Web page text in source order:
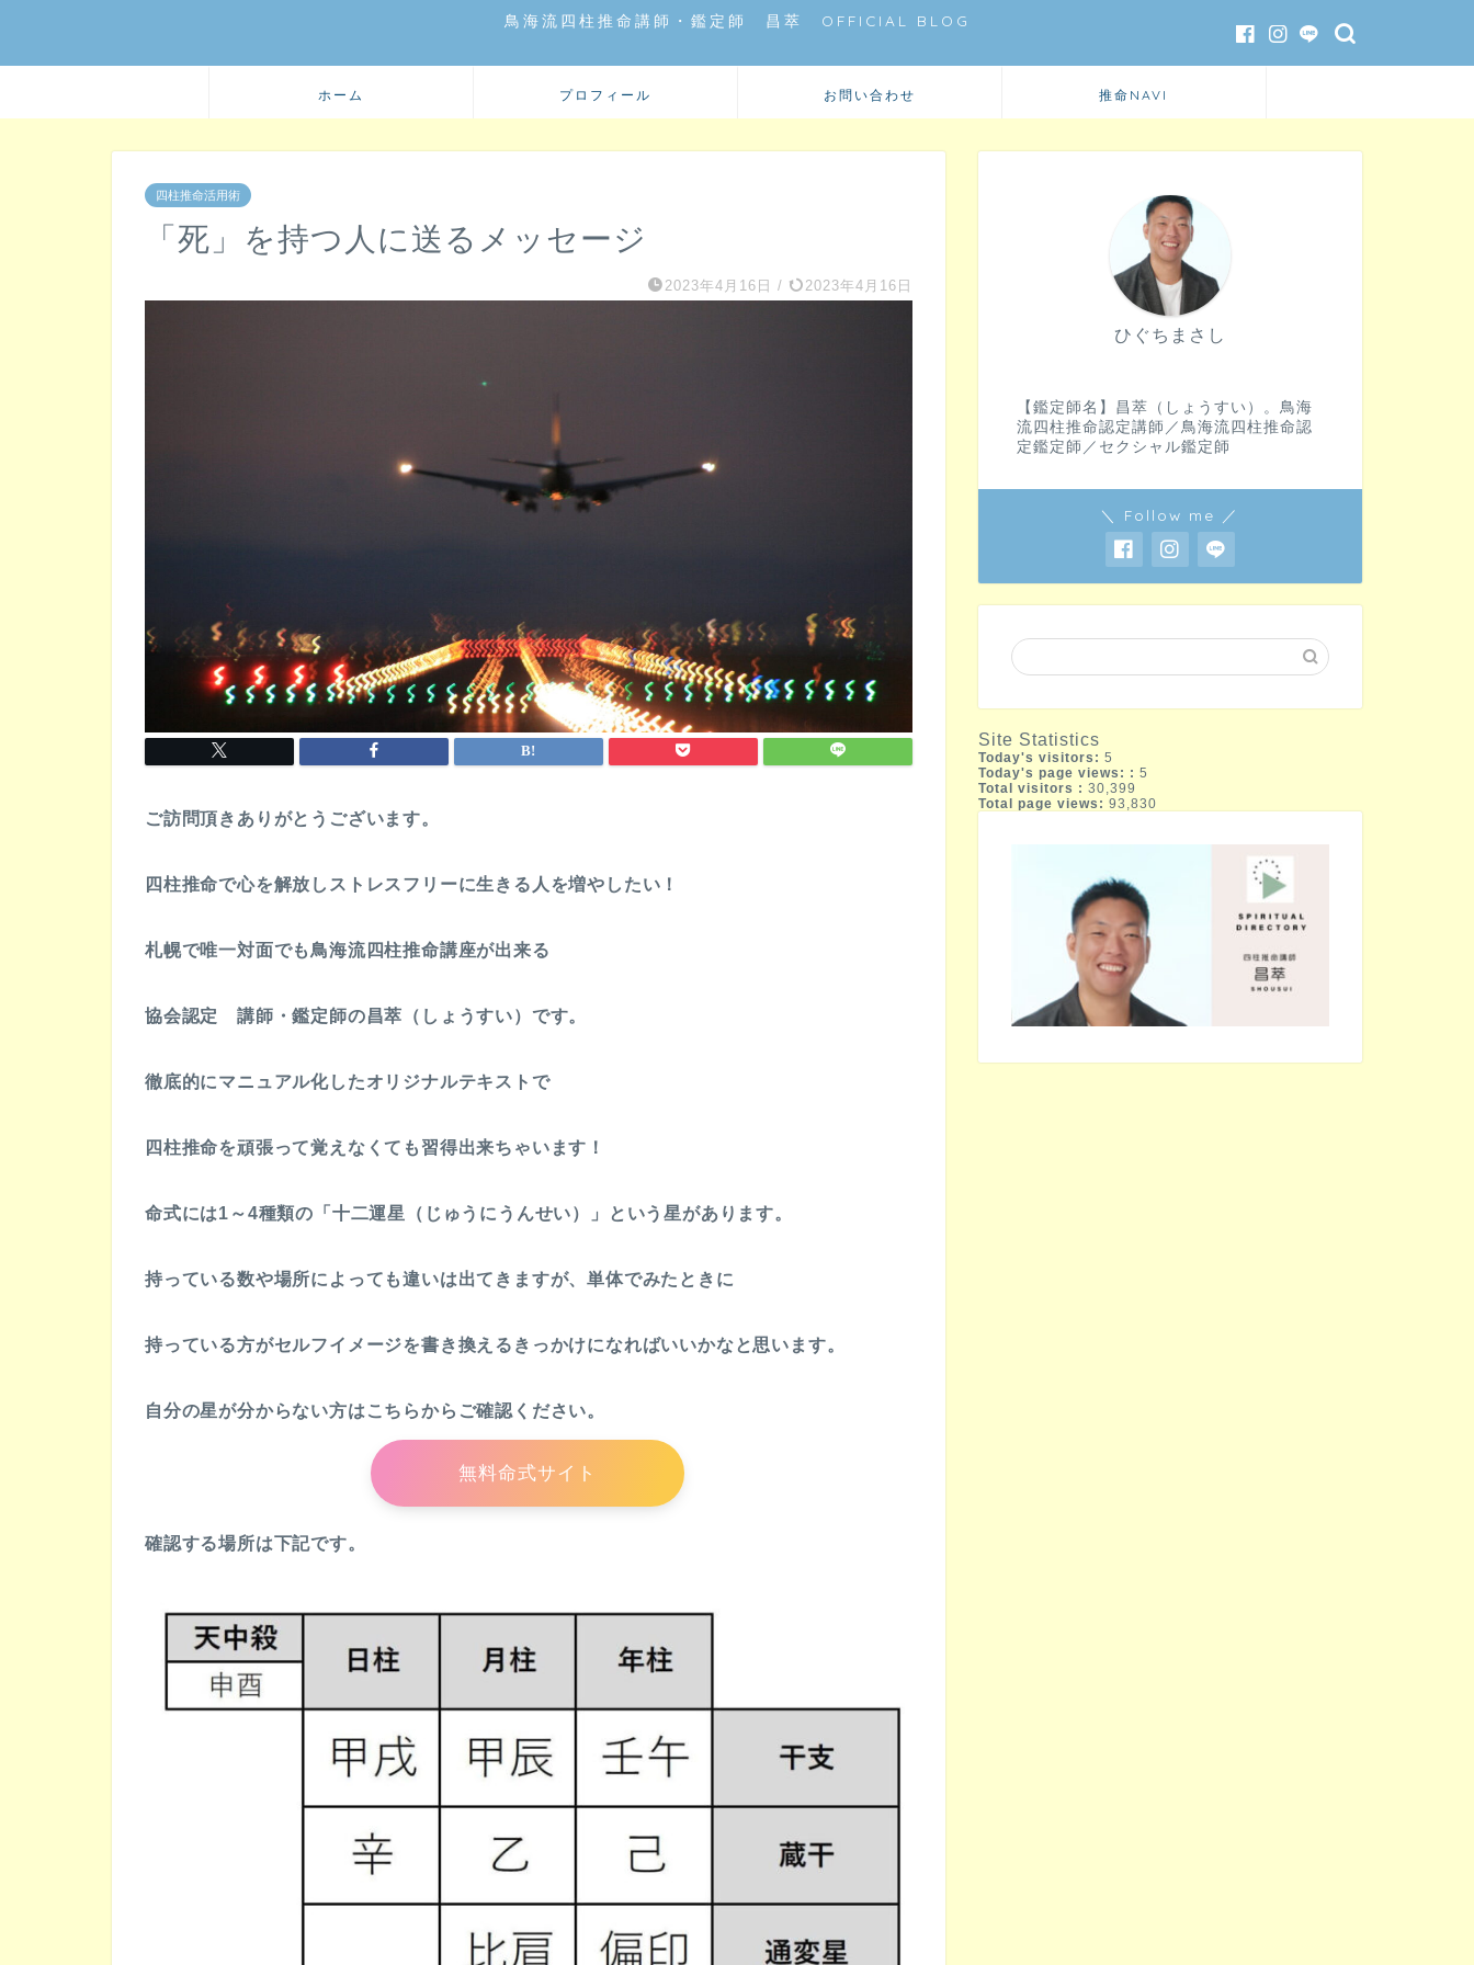
鳥海流四柱推命講師・鑑定師 昌萃 OFFICIAL BLOG
ホーム プロフィール お問い合わせ 推命NAVI
四柱推命活用術
「死」を持つ人に送るメッセージ
2023年4月16日 / 2023年4月16日
ご訪問頂きありがとうございます。
四柱推命で心を解放しストレスフリーに生きる人を増やしたい！
札幌で唯一対面でも鳥海流四柱推命講座が出来る
協会認定 講師・鑑定師の昌萃（しょうすい）です。
徹底的にマニュアル化したオリジナルテキストで
四柱推命を頑張って覚えなくても習得出来ちゃいます！
命式には1～4種類の「十二運星（じゅうにうんせい）」という星があります。
持っている数や場所によっても違いは出てきますが、単体でみたときに
持っている方がセルフイメージを書き換えるきっかけになればいいかなと思います。
自分の星が分からない方はこちらからご確認ください。
無料命式サイト
確認する場所は下記です。
ひぐちまさし
【鑑定師名】昌萃（しょうすい）。鳥海
流四柱推命認定講師／鳥海流四柱推命認
定鑑定師／セクシャル鑑定師
＼ Follow me ／
Site Statistics
Today's visitors: 5
Today's page views: : 5
Total visitors : 30,399
Total page views: 93,830